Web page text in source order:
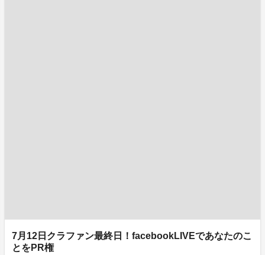
7月12日クラファン最終日！facebookLIVEであなたのこ
とをPR権